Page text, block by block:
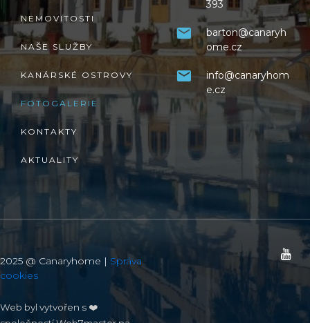
NEMOVITOSTI
NAŠE SLUŽBY
KANÁRSKÉ OSTROVY
FOTOGALERIE
KONTAKTY
AKTUALITY
393
barton@canaryh
ome.cz
info@canaryhom
e.cz
2025 @ Canaryhome | Správa
cookies
Web byl vytvořen s ❤️